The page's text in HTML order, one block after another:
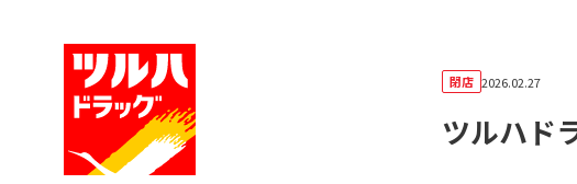
閉店 2026.02.27
ツルハド